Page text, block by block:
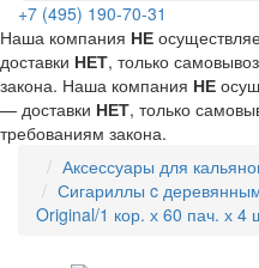
+7 (495) 190-70-31
Наша компания НЕ
доставки НЕТ, только
закона. Наша компания НЕ
— доставки НЕТ, только
требованиям закона.
Аксессуары для
Сигариллы c
Original/1 кор. х 60 пач. х